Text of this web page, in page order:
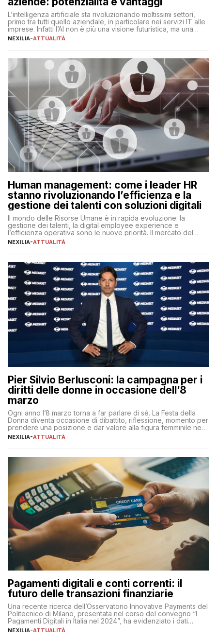
L’intelligenza artificiale sta rivoluzionando moltissimi settori,
primo tra tutti quello aziendale, in particolare nei servizi IT alle
imprese. Infatti l’AI non è più una visione futuristica, ma una
realtà operativa che sta portando a un cambio significativo in
operazioni, bensì comporta […]
NEXILIA-ATTUALITÀ
Human management: come i leader HR
stanno rivoluzionando l’efficienza e la
gestione dei talenti con soluzioni digitali
Il mondo delle Risorse Umane è in rapida evoluzione: la
gestione dei talenti, la digital employee experience e
l’efficienza operativa sono le nuove priorità. Il mercato del
lavoro, d’altra parte, è sempre più competitivo con una lotta
NEXILIA-ATTUALITÀ
Pier Silvio Berlusconi: la campagna per i
diritti delle donne in occasione dell’8
marzo
Ogni anno l’8 marzo torna a far parlare di sé. La Festa della
Donna diventa occasione di dibattito, riflessione, momento per
prendere una posizione e dar valore alla figura femminile nella
sua complessità e crucialità. A lanciare un messaggio “forte e
NEXILIA-ATTUALITÀ
Pagamenti digitali e conti correnti: il
futuro delle transazioni finanziarie
Una recente ricerca dell’Osservatorio Innovative Payments del
Politecnico di Milano, presentata nel corso del convegno “I
Pagamenti Digitali in Italia nel 2024”, ha evidenziato i dati
definitivi del primo semestre 2024 relativamente alle
NEXILIA-ATTUALITÀ